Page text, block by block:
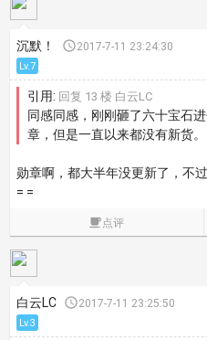
沉默！ 2017-7-11 23:24:30
Lv.7
引用: 回复 13 楼 白云LC
同感同感，刚刚砸了六十宝石
章，但是一直以来都没有新货。
勋章啊，都大半年没更新了，不
= =
点评
白云LC 2017-7-11 23:25:50
Lv.3